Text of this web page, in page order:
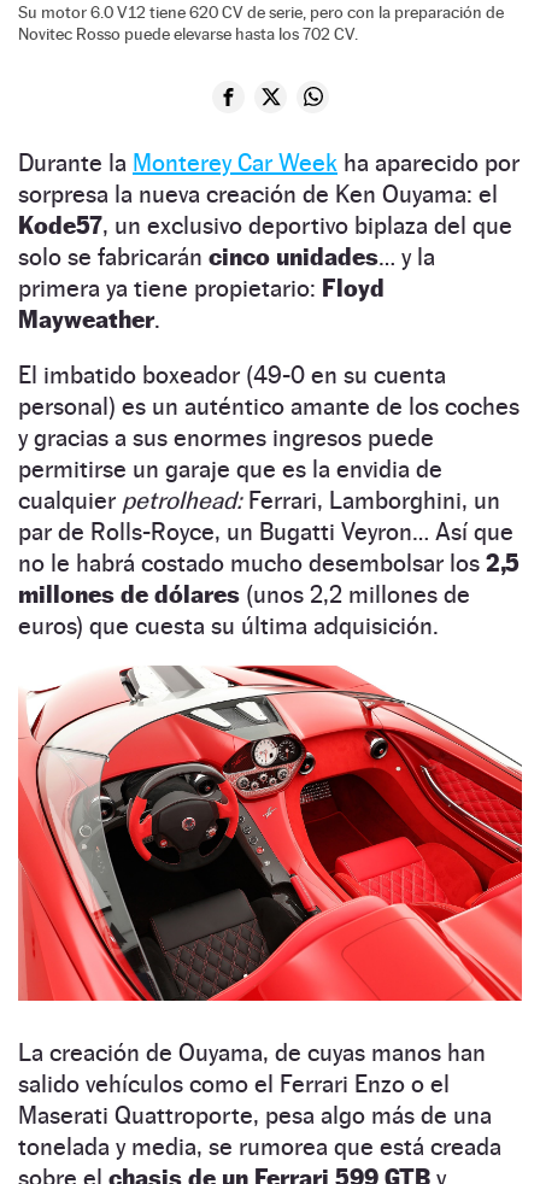
Su motor 6.0 V12 tiene 620 CV de serie, pero con la preparación de
Novitec Rosso puede elevarse hasta los 702 CV.
Durante la Monterey Car Week ha aparecido por
sorpresa la nueva creación de Ken Ouyama: el
Kode57, un exclusivo deportivo biplaza del que
solo se fabricarán cinco unidades… y la
primera ya tiene propietario: Floyd
Mayweather.
El imbatido boxeador (49-0 en su cuenta
personal) es un auténtico amante de los coches
y gracias a sus enormes ingresos puede
permitirse un garaje que es la envidia de
cualquier petrolhead:Ferrari, Lamborghini, un
par de Rolls-Royce, un Bugatti Veyron… Así que
no le habrá costado mucho desembolsar los 2,5
millones de dólares (unos 2,2 millones de
euros) que cuesta su última adquisición.
La creación de Ouyama, de cuyas manos han
salido vehículos como el Ferrari Enzo o el
Maserati Quattroporte, pesa algo más de una
tonelada y media, se rumorea que está creada